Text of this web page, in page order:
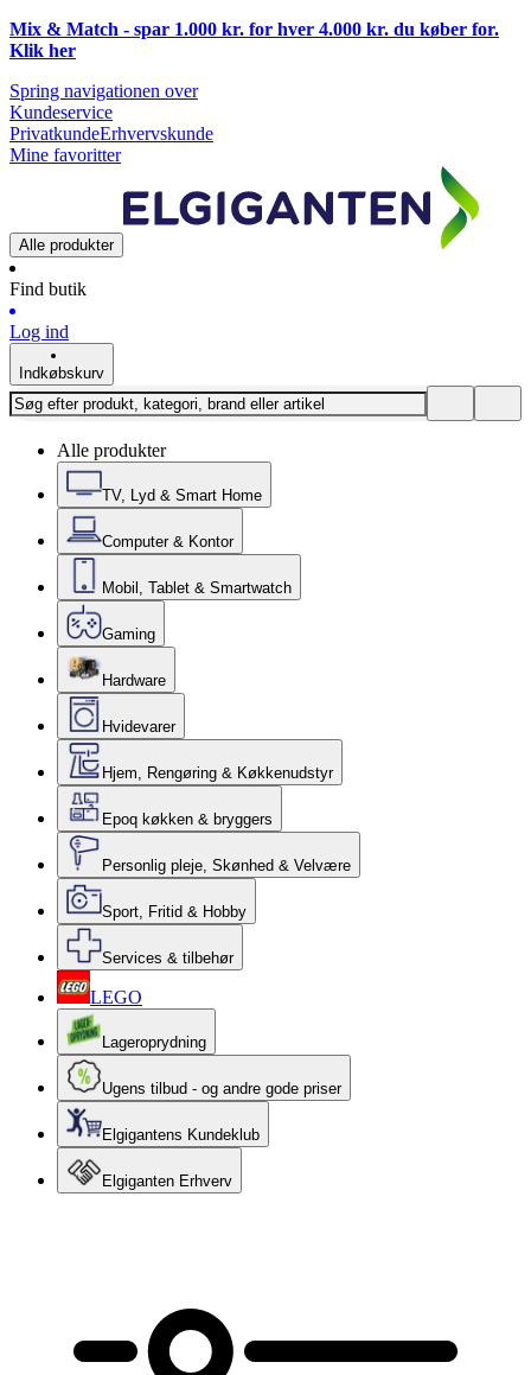
Mix & Match - spar 1.000 kr. for hver 4.000 kr. du køber for.
Klik her
Spring navigationen over
Kundeservice
PrivatkundeErhvervskunde
Mine favoritter
Alle produkter
Find butik
Log ind
Indkøbskurv
Alle produkter
TV, Lyd & Smart Home
Computer & Kontor
Mobil, Tablet & Smartwatch
Gaming
Hardware
Hvidevarer
Hjem, Rengøring & Køkkenudstyr
Epoq køkken & bryggers
Personlig pleje, Skønhed & Velvære
Sport, Fritid & Hobby
Services & tilbehør
LEGO
Lageroprydning
Ugens tilbud - og andre gode priser
Elgigantens Kundeklub
Elgiganten Erhverv